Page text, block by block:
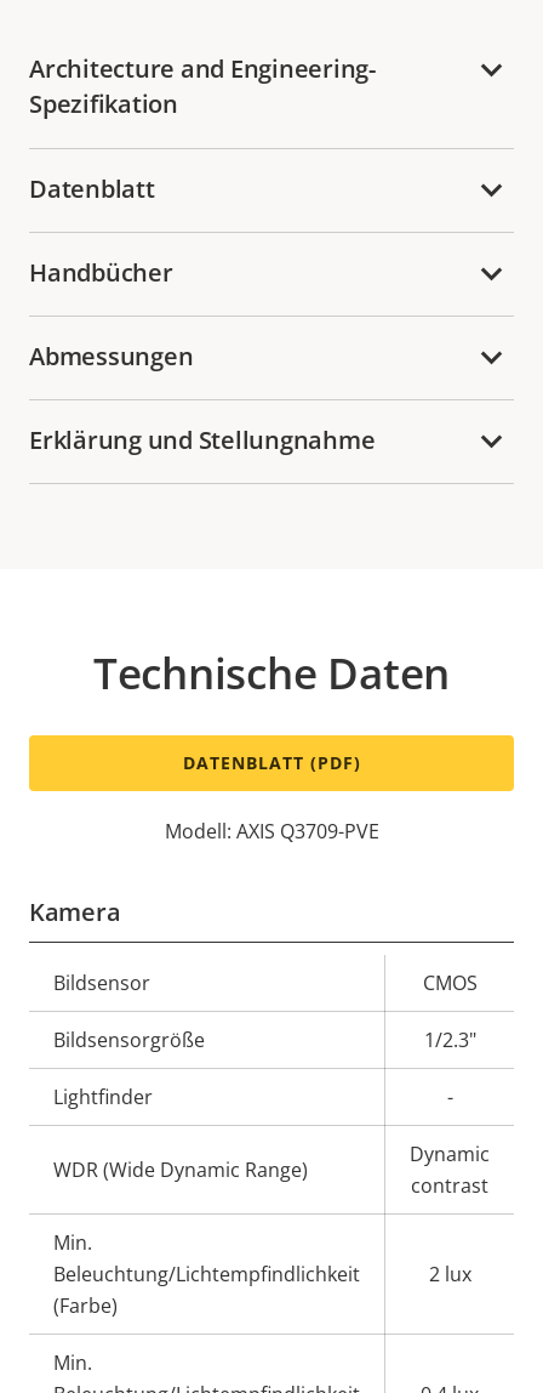
Architecture and Engineering-
Spezifikation
Datenblatt
Handbücher
Abmessungen
Erklärung und Stellungnahme
Technische Daten
DATENBLATT (PDF)
Modell: AXIS Q3709-PVE
Kamera
Eigentumsbeschreibung Eigentumswert
Bildsensor CMOS
Bildsensorgröße 1/2.3"
Lightfinder -
WDR (Wide Dynamic Range)
Dynamic
contrast
Min.
Beleuchtung/Lichtempfindlichkeit
(Farbe)
2 lux
Min.